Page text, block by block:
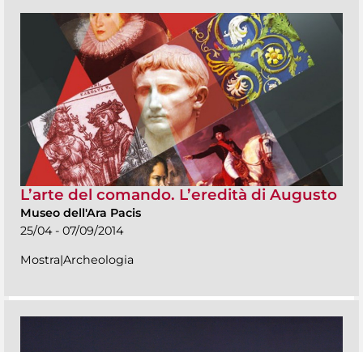
L’arte del comando. L’eredità di Augusto
Museo dell'Ara Pacis
25/04 - 07/09/2014
Mostra|Archeologia